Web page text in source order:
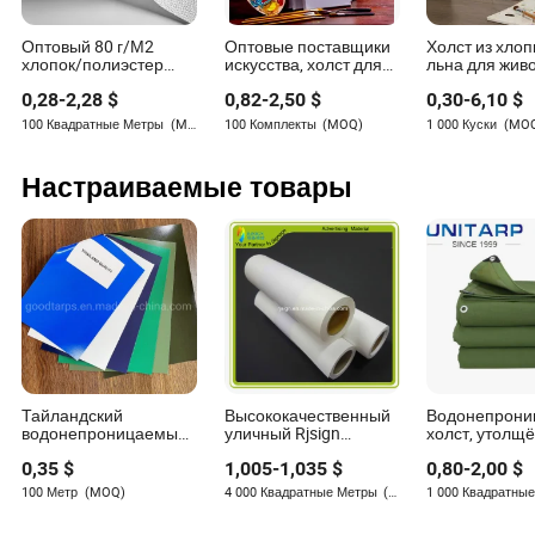
классификацию, понимание факторов затрат и
инновационные производственные техники.
Применяя экономию на масштабе, разумно закупая,
применяя принципы бережливого производства и
интегрируя новые технологии, производители могут
для качества. Этот сбалансированный подход
обеспечивает устойчивый успех в развивающемся
ландшафте промышленного текстиля.
Часто задаваемые вопросы
Какие основные материалы используются в
производстве холста?
Основные материалы включают хлопок, лен и
синтетические волокна. Выбор материала зависит от
желаемой прочности и области применения холста.
Как технологии влияют на производственные
затраты?
Оптовый 80 г/М2
хлопок/полиэстер
для пантинга
0,28-2,28 $
100 Квадратные Метры (MOQ)
Оптовые поставщики
искусства, холст для
натянутый белый
пустой арт-канвас
0,82-2,50$
100 Комплекты (MOQ)
Холст из
льна для
0,30-6,10 $
1 000 Куски
Настраиваемые товары
Тайландский
водонепроницаемый
coated тент Кунилон
канвас ПВХ канвас
для грузовиков
0,35 $
100 Метр (MOQ)
Высококачественный
уличный Rjsign
100% хлопковый холст
1,005-1,035$
4 000 Квадратные Метры (MOQ)
холст,
покрытый
0,80-2,00 $
1 000